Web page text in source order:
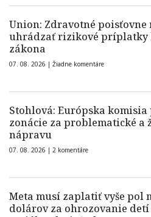
Union: Zdravotné poisťovne
uhrádzať rizikové príplatky
zákona
07. 08. 2026 | Žiadne komentáre
Stohlová: Európska komisia
zonácie za problematické a
nápravu
07. 08. 2026 | 2 komentáre
Meta musí zaplatiť vyše pol
dolárov za ohrozovanie detí